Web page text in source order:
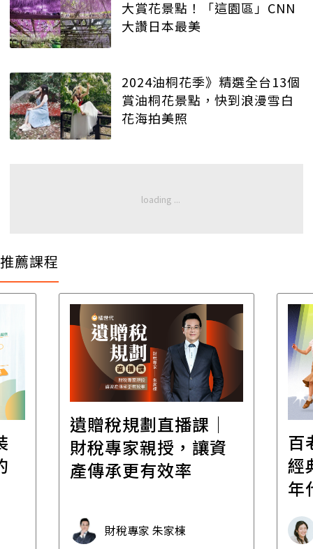
大賞花景點！「這園區」CNN
大讚日本最美
2024油桐花季》精選全台13個
賞油桐花景點，快到浪漫雪白
花海拍美照
推薦課程
遺贈稅規劃直播課│
財稅專家親授，讓資
產傳承更有效率
財稅專家 朱家棟
百
經
年